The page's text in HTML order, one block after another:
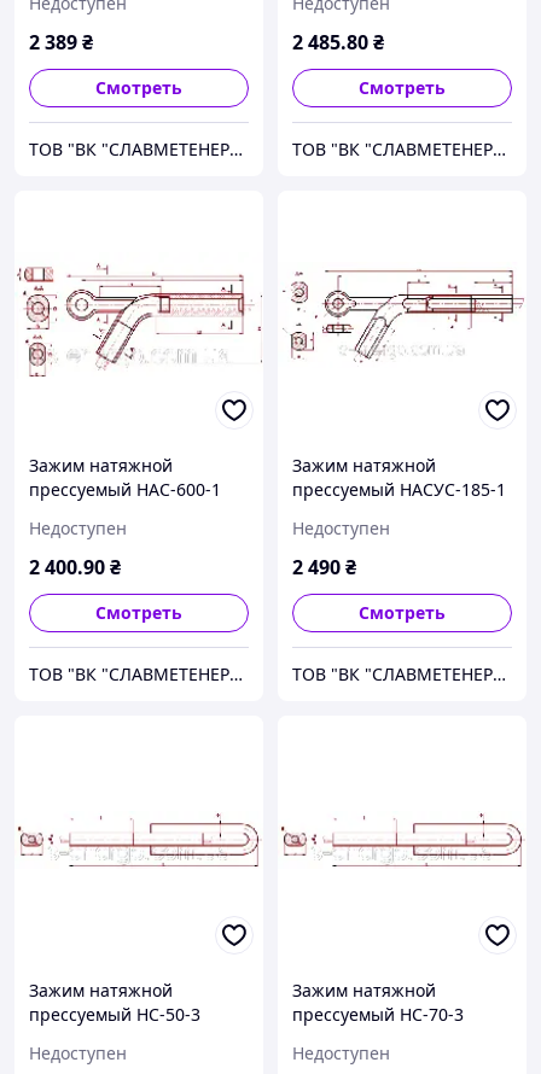
2 389₴
Смотреть
ТОВ "ВК "СЛАВМЕТЕНЕРГО"
2 485.80₴
Смотреть
ТОВ "ВК "СЛАВМЕТЕНЕРГО"
Зажим натяжной
прессуемый НАС-600-1
Недоступен
2 400.90₴
Смотреть
ТОВ "ВК "СЛАВМЕТЕНЕРГО"
Зажим натяжной
прессуемый НАСУС-185-1
Недоступен
2 490₴
Смотреть
ТОВ "ВК "СЛАВМЕТЕНЕРГО"
Зажим натяжной
прессуемый НС-50-3
Недоступен
Зажим натяжной
прессуемый НС-70-3
Недоступен